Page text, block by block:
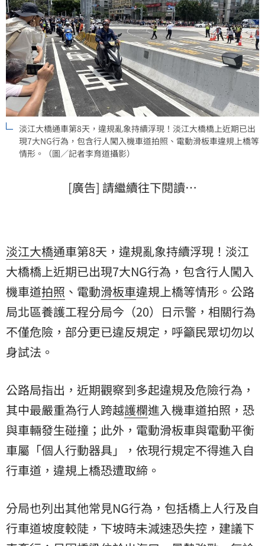
淡江大橋通車第8天，違規亂象持續浮現！淡江大橋橋上近期已出
現7大NG行為，包含行人闖入機車道拍照、電動滑板車違規上橋等
情形。（圖／記者李育道攝影）
[廣告] 請繼續往下閱讀…
淡江大橋通車第8天，違規亂象持續浮現！淡江
大橋橋上近期已出現7大NG行為，包含行人闖入
機車道拍照 、電動滑板車違規上橋等情形。公路
局北區養護工程分局今（20）日示警，相關行為
不僅危險，部分更已違反規定，呼籲民眾切勿以
身試法。
公路局指出，近期觀察到多起違規及危險行為，
其中最嚴重為行人跨越護欄進入機車道拍照，恐
與車輛發生碰撞；此外，電動滑板車與電動平衡
車屬「個人行動器具」，依現行規定不得進入自
行車道，違規上橋恐遭取締。
分局也列出其他常見NG行為，包括橋上人行及自
行車道坡度較陡，下坡時未減速恐失控，建議下